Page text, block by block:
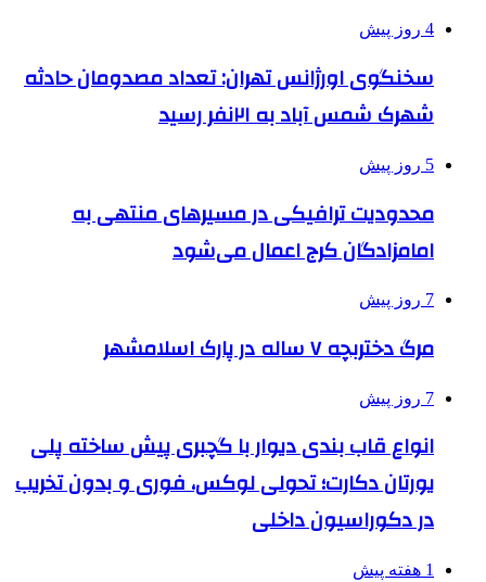
4 روز پیش
سخنگوی اورژانس تهران: تعداد مصدومان حادثه
شهرک شمس آباد به ۲۱نفر رسید
5 روز پیش
محدودیت ترافیکی در مسیرهای منتهی به
امامزادگان کرج اعمال می‌شود
7 روز پیش
مرگ دختربچه ۷ ساله در پارک اسلامشهر
7 روز پیش
انواع قاب بندی دیوار با گچبری پیش ساخته پلی
یورتان دکارت؛ تحولی لوکس، فوری و بدون تخریب
در دکوراسیون داخلی
1 هفته پیش